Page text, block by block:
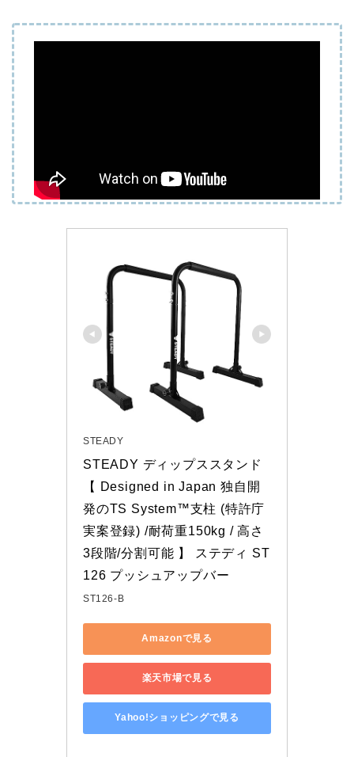
STEADY
STEADY ディップススタンド
【 Designed in Japan 独自開
発のTS System™支柱 (特許庁
実案登録) /耐荷重150kg / 高さ
3段階/分割可能 】 ステディ ST
126 プッシュアップバー
ST126-B
Amazonで見る
楽天市場で見る
Yahoo!ショッピングで見る